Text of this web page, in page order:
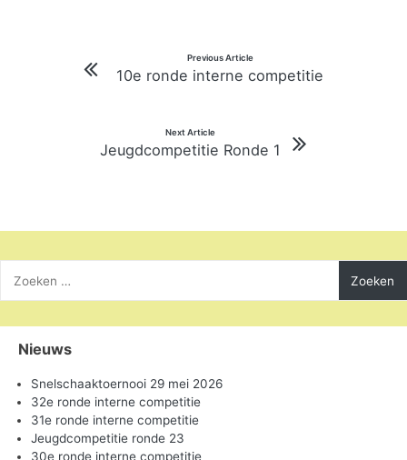
navigatie
Previous Article
10e ronde interne competitie
Next Article
Jeugdcompetitie Ronde 1
naar:
Nieuws
Snelschaaktoernooi 29 mei 2026
32e ronde interne competitie
31e ronde interne competitie
Jeugdcompetitie ronde 23
30e ronde interne competitie